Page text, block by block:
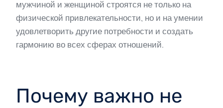
мужчиной и женщиной строятся не только на
физической привлекательности, но и на умении
удовлетворить другие потребности и создать
гармонию во всех сферах отношений.
Почему важно не